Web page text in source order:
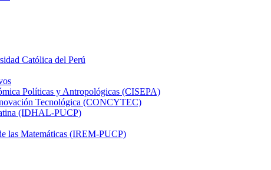
Católica del Perú
Políticas y Antropológicas (CISEPA)
Tecnológica (CONCYTEC)
(IDHAL-PUCP)
las Matemáticas (IREM-PUCP)